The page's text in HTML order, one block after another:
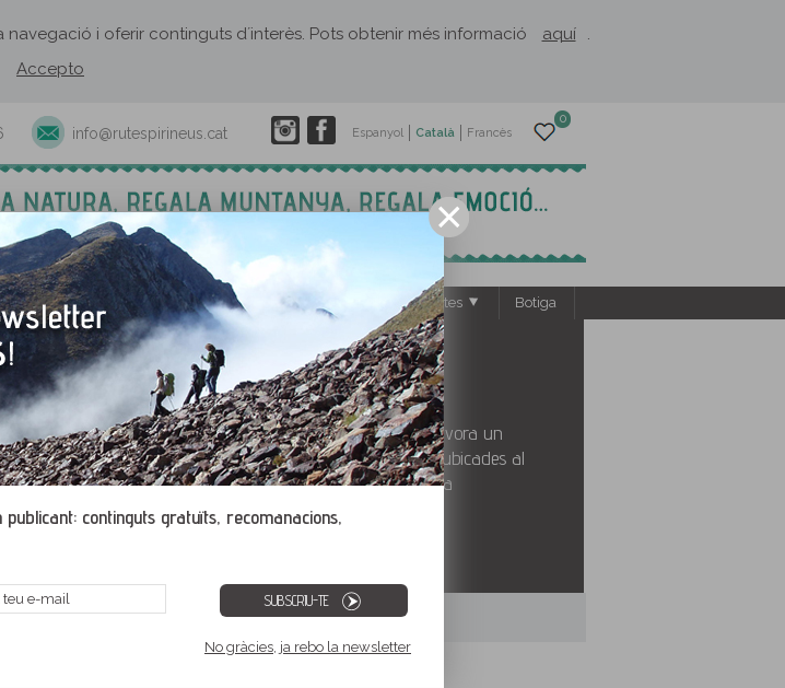
i oferir continguts d´interès. Pots obtenir més informació aquí
.
Accepto
0
Espanyol Català Francès
info@rutespirineus.cat
continguts gratuïts, recomanacions,
SUBSCRIU-TE
No gràcies, ja rebo la newsletter
Rutes autoguiades Establiments El Rusc: projectes Botiga
Puigbalador
Puigbalador i Riutort, dues poblacions reunides vora un
embassament i una estació d'esports d'hivern, ubicades al
límit del Capcir, a les portes de l'Aude i de l'Arieja